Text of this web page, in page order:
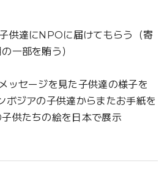
供達にNPOに届けてもらう（寄
一部を賄う）
ッセージを見た子供達の様子を
ボジアの子供達からまたお手紙を
供たちの絵を日本で展示